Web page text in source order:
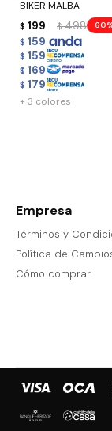
BIKER MALBA
$ 199 $ 498 60
$ 159
$ 159
$ 169
$ 179
+ 3 colores
Empresa
Términos y
Política de
Cómo comprar